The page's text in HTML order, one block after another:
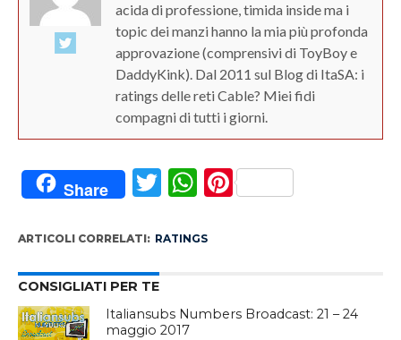
acida di professione, timida inside ma i
topic dei manzi hanno la mia più profonda
approvazione (comprensivi di ToyBoy e
DaddyKink). Dal 2011 sul Blog di ItaSA: i
ratings delle reti Cable? Miei fidi
compagni di tutti i giorni.
Share Twitter
WhatsApp
Pinterest
ARTICOLI CORRELATI: RATINGS
CONSIGLIATI PER TE
Italiansubs Numbers Broadcast: 21 – 24
maggio 2017